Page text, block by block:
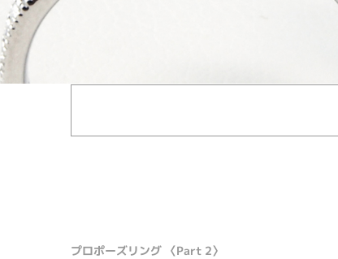
プロポーズリング 〈Part 2〉